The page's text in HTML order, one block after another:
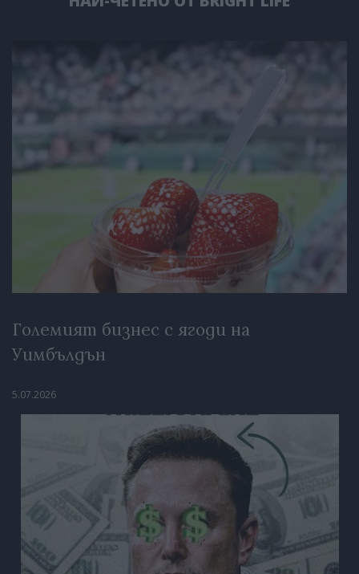
Големият бизнес с ягоди на
Уимбълдън
5.07.2026